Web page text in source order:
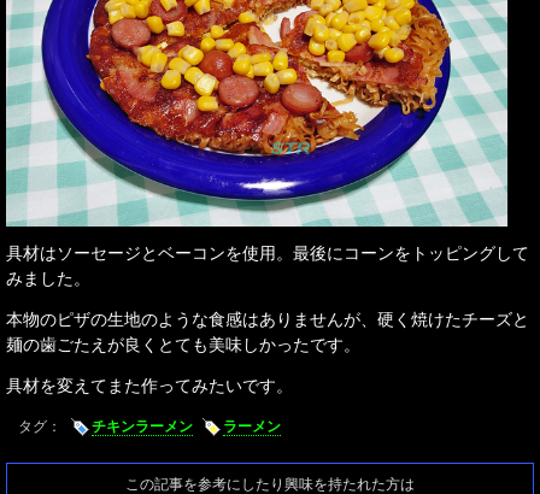
具材はソーセージとベーコンを使用。最後にコーンをトッピングして
みました。
本物のピザの生地のような食感はありませんが、硬く焼けたチーズと
麺の歯ごたえが良くとても美味しかったです。
具材を変えてまた作ってみたいです。
タグ： チキンラーメン ラーメン
この記事を参考にしたり興味を持たれた方は